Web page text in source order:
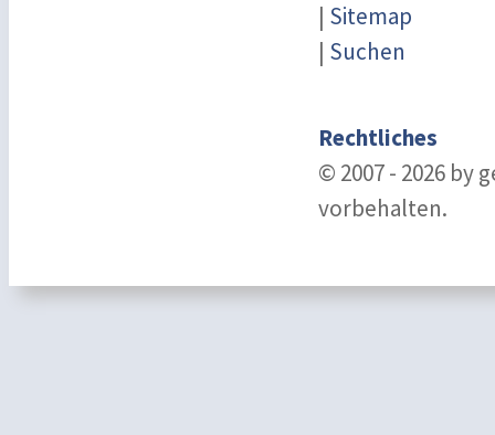
| Sitemap
| Suchen
Rechtliches
© 2007 - 2026 by
vorbehalten.